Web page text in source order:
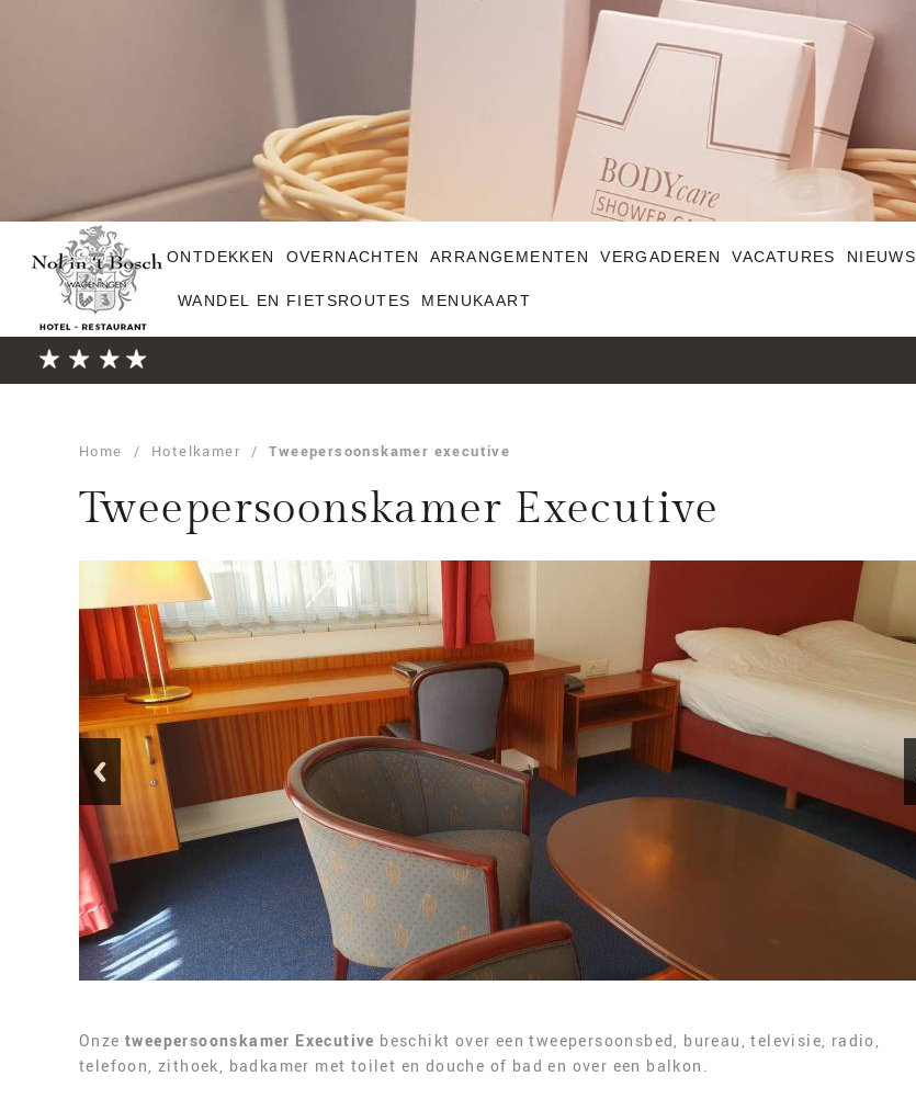
ONTDEKKEN OVERNACHTEN ARRANGEMENTEN VERGADEREN VACATURES NIEUWS
WANDEL EN FIETSROUTES MENUKAART
Home / Hotelkamer / Tweepersoonskamer executive
Tweepersoonskamer Executive
Onze tweepersoonskamer Executive beschikt over een tweepersoonsbed, bureau, televisie, radio,
telefoon, zithoek, badkamer met toilet en douche of bad en over een balkon.